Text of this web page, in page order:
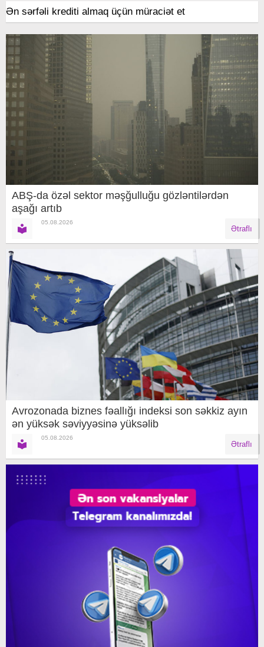
Ən sərfəli krediti almaq üçün müraciət et
ABŞ-da özəl sektor məşğulluğu gözləntilərdən
aşağı artıb
05.08.2026
Ətraflı
Avrozonada biznes fəallığı indeksi son səkkiz ayın
ən yüksək səviyyəsinə yüksəlib
05.08.2026
Ətraflı